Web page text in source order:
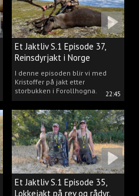
22:45
Et Jaktliv S.1 Episode 37,
Reinsdyrjakt i Norge
I denne episoden blir vi med
Kristoffer på jakt etter
storbukken i Forollhogna.
Et Jaktliv S.1 Episode 35,
Lokkejakt på rev og rådyr.